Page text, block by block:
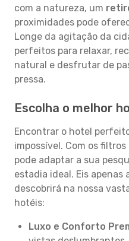
com a natureza, um
proximidades pode
Longe da agitação da
perfeitos para relaxar,
natural e desfrutar de
pressa.
Escolha o melhor
Encontrar o hotel
impossível. Com os
pode adaptar a sua
estadia ideal. Eis apenas
descobrirá na nossa
hotéis:
Luxo e Conforto